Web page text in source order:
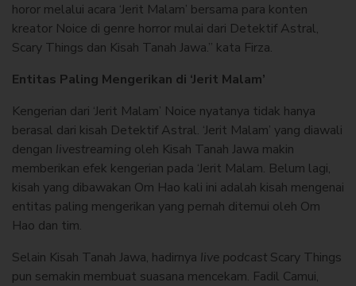
horor melalui acara ‘Jerit Malam’ bersama para konten
kreator Noice di genre horror mulai dari Detektif Astral,
Scary Things dan Kisah Tanah Jawa.” kata Firza.
Entitas Paling Mengerikan di ‘Jerit Malam’
Kengerian dari ‘Jerit Malam’ Noice nyatanya tidak hanya
berasal dari kisah Detektif Astral. ‘Jerit Malam’ yang diawali
dengan livestreaming oleh Kisah Tanah Jawa makin
memberikan efek kengerian pada ‘Jerit Malam. Belum lagi,
kisah yang dibawakan Om Hao kali ini adalah kisah mengenai
entitas paling mengerikan yang pernah ditemui oleh Om
Hao dan tim.
Selain Kisah Tanah Jawa, hadirnya live podcast Scary Things
pun semakin membuat suasana mencekam. Fadil Camui,